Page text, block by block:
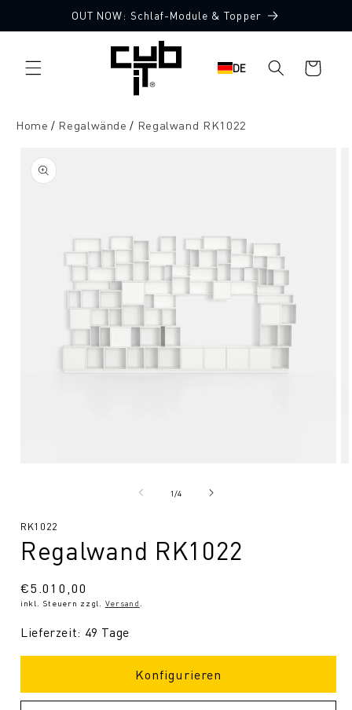
Inhalt
OUT NOW: Schlaf-Module & Topper
DE Warenkorb
Home Regalwände Regalwand RK1022
1/von
4
SKU:
RK1022
Regalwand RK1022
Normaler
Preis
€5.010,00
inkl. Steuern zzgl. Versand
Lieferzeit: 49 Tage
Konfigurieren